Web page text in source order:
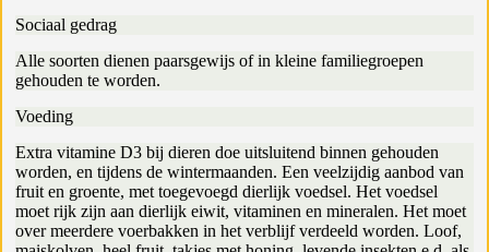
Sociaal gedrag
Alle soorten dienen paarsgewijs of in kleine familiegroepen
gehouden te worden.
Voeding
Extra vitamine D3 bij dieren doe uitsluitend binnen gehouden
worden, en tijdens de wintermaanden. Een veelzijdig aanbod van
fruit en groente, met toegevoegd dierlijk voedsel. Het voedsel
moet rijk zijn aan dierlijk eiwit, vitaminen en mineralen. Het moet
over meerdere voerbakken in het verblijf verdeeld worden. Loof,